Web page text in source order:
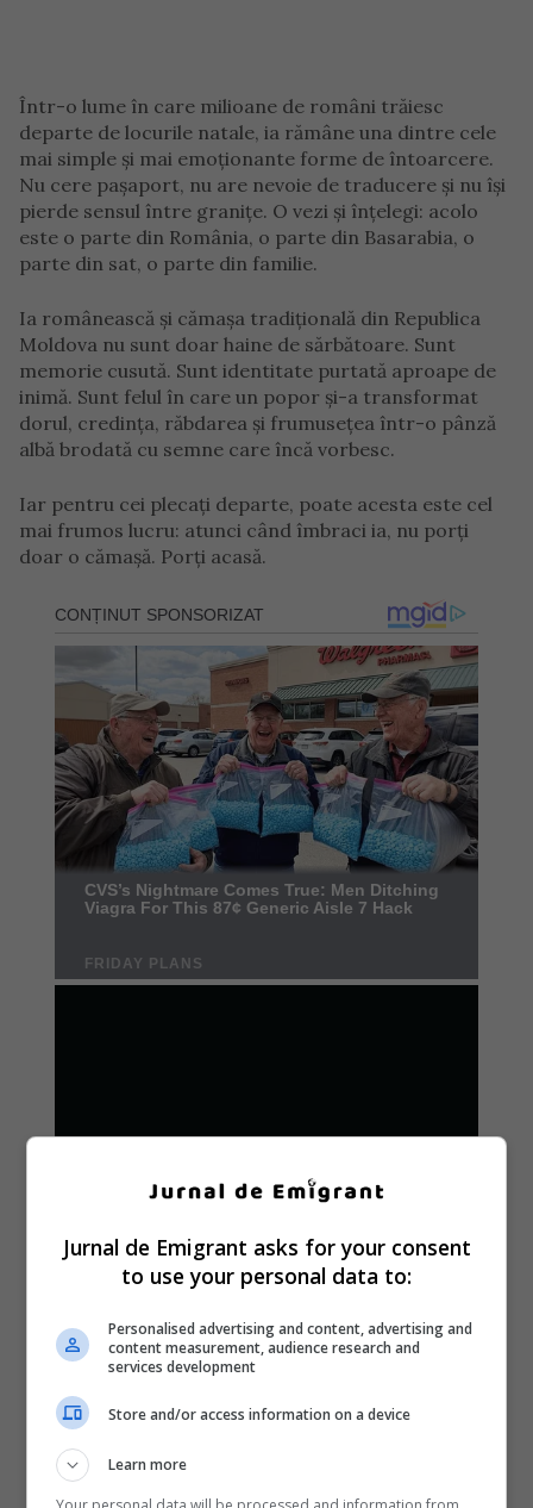
Într-o lume în care milioane de români trăiesc
departe de locurile natale, ia rămâne una dintre cele
mai simple și mai emoționante forme de întoarcere.
Nu cere pașaport, nu are nevoie de traducere și nu își
pierde sensul între granițe. O vezi și înțelegi: acolo
este o parte din România, o parte din Basarabia, o
parte din sat, o parte din familie.
Ia românească și cămașa tradițională din Republica
Moldova nu sunt doar haine de sărbătoare. Sunt
memorie cusută. Sunt identitate purtată aproape de
inimă. Sunt felul în care un popor și-a transformat
dorul, credința, răbdarea și frumusețea într-o pânză
albă brodată cu semne care încă vorbesc.
Iar pentru cei plecați departe, poate acesta este cel
mai frumos lucru: atunci când îmbraci ia, nu porți
doar o cămașă. Porți acasă.
Jurnal de Emigrant asks for your consent
to use your personal data to:
Personalised advertising and content, advertising and
content measurement, audience research and
services development
Store and/or access information on a device
Learn more